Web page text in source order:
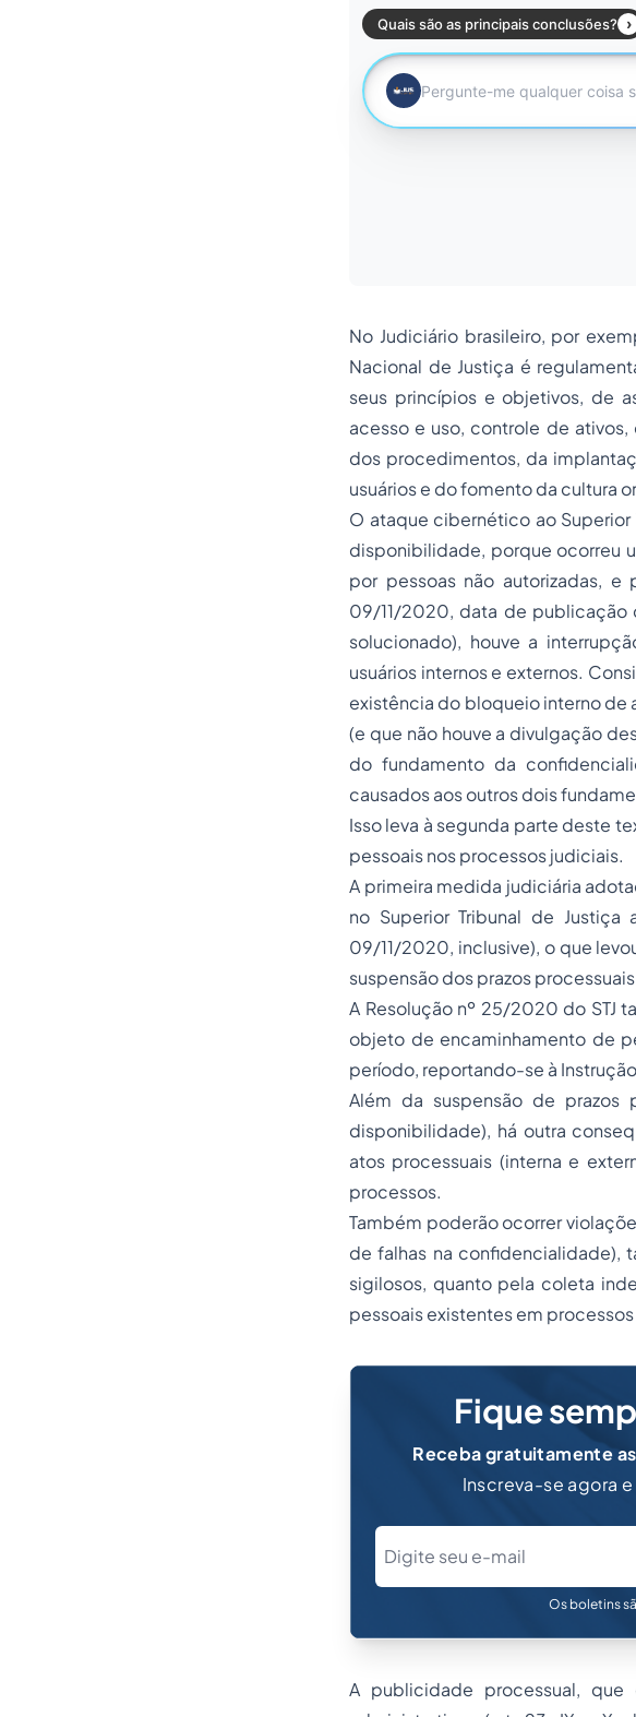
No Judiciário brasileiro, por
Nacional de Justiça é
seus princípios e objetivos, de
acesso e uso, controle de
dos procedimentos, da
usuários e do fomento da cultura
O ataque cibernético ao
disponibilidade, porque ocorreu
por pessoas não autorizadas,
09/11/2020, data de publicação
solucionado), houve a
usuários internos e externos.
existência do bloqueio interno de
(e que não houve a divulgação
do fundamento da
causados aos outros dois
Isso leva à segunda parte deste
pessoais nos processos judiciais.
A primeira medida judiciária
no Superior Tribunal de
09/11/2020, inclusive), o que
suspensão dos prazos
A Resolução nº 25/2020 do STJ
objeto de encaminhamento de
período, reportando-se à
Além da suspensão de prazos
disponibilidade), há outra
atos processuais (interna e
processos.
Também poderão ocorrer
de falhas na confidencialidade),
sigilosos, quanto pela coleta
pessoais existentes em
Fique
Receba gratuitamente
Inscreva-se agora
Os boletins
A publicidade processual,